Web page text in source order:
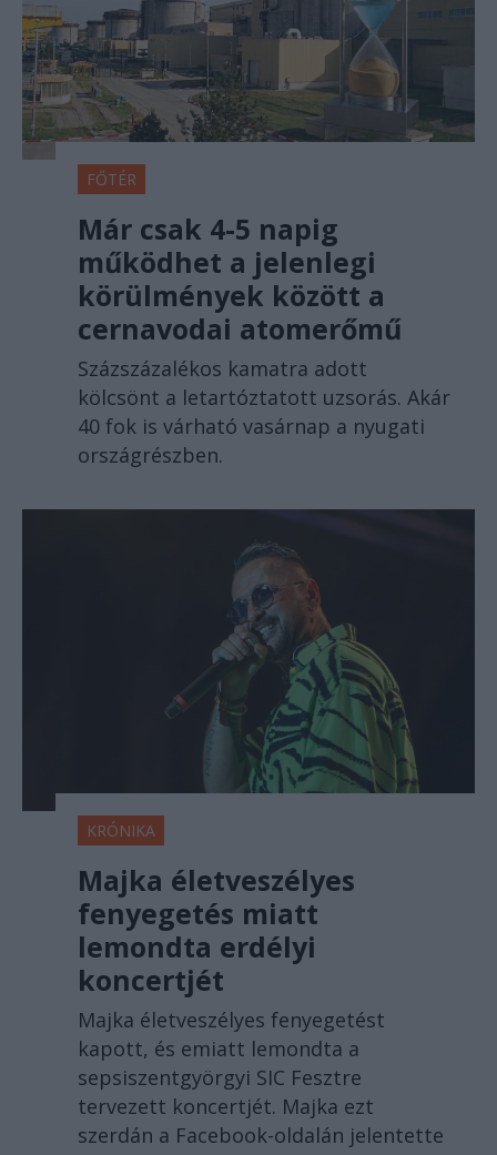
FŐTÉR
Már csak 4-5 napig
működhet a jelenlegi
körülmények között a
cernavodai atomerőmű
Százszázalékos kamatra adott
kölcsönt a letartóztatott uzsorás. Akár
40 fok is várható vasárnap a nyugati
országrészben.
KRÓNIKA
Majka életveszélyes
fenyegetés miatt
lemondta erdélyi
koncertjét
Majka életveszélyes fenyegetést
kapott, és emiatt lemondta a
sepsiszentgyörgyi SIC Fesztre
tervezett koncertjét. Majka ezt
szerdán a Facebook-oldalán jelentette